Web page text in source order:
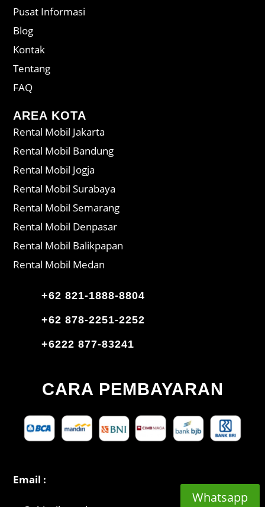
Pusat Informasi
Blog
Kontak
Tentang
FAQ
AREA KOTA
Rental Mobil Jakarta
Rental Mobil Bandung
Rental Mobil Jogja
Rental Mobil Surabaya
Rental Mobil Semarang
Rental Mobil Denpasar
Rental Mobil Balikpapan
Rental Mobil Medan
+62 821-1888-8804
+62 878-2251-2252
+6222 877-83241
CARA PEMBAYARAN
Email :
Whatsapp